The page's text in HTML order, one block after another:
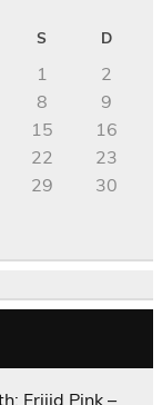
S D
1
2
8
9
15
16
22
23
29
30
Frijid Pink –